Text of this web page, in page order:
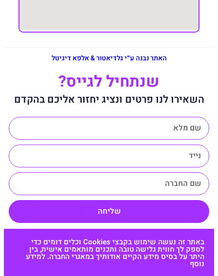
האתר נבנה ע״י גלדיאטור & אלפא דיגיטל
שנתחיל לגייס?
השאירו לנו פרטים ונציג יחזור אליכם בהקדם
שליחה
באתר זה נעשה שימוש בקבצי Cookies וכלים דומים כדי
לספק לך חווית גלישה טובה ותכנים מותאמים אישית, בין
היתר על בסיס מידע הקיים אודותיך במאגרי החברה. למידע
נוסף